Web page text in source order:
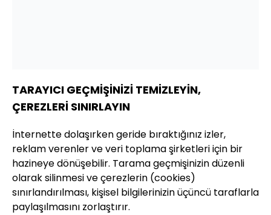
TARAYICI GEÇMİŞİNİZİ TEMİZLEYİN,
ÇEREZLERİ SINIRLAYIN
İnternette dolaşırken geride bıraktığınız izler,
reklam verenler ve veri toplama şirketleri için bir
hazineye dönüşebilir. Tarama geçmişinizin düzenli
olarak silinmesi ve çerezlerin (cookies)
sınırlandırılması, kişisel bilgilerinizin üçüncü taraflarla
paylaşılmasını zorlaştırır.